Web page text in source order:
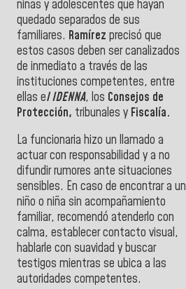
niñas y adolescentes que hayan
quedado separados de sus
familiares. Ramírez precisó que
estos casos deben ser canalizados
de inmediato a través de las
instituciones competentes, entre
ellas el IDENNA, los Consejos de
Protección, tribunales y Fiscalía.
La funcionaria hizo un llamado a
actuar con responsabilidad y a no
difundir rumores ante situaciones
sensibles. En caso de encontrar a un
niño o niña sin acompañamiento
familiar, recomendó atenderlo con
calma, establecer contacto visual,
hablarle con suavidad y buscar
testigos mientras se ubica a las
autoridades competentes.